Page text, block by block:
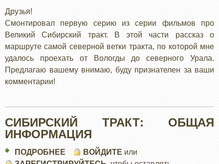
ДО
УСТЮГА.
Друзья!
Смонтировал первую серию из серии фильмов про
Великий Сибирский тракт. В этой части рассказ о
маршруте самой северной ветки тракта, по которой мне
удалось проехать от Вологды до северного Урала.
Предлагаю вашему внимаю, буду признателен за ваши
комментарии!
СИБИРСКИЙ ТРАКТ: ОБЩАЯ
ИНФОРМАЦИЯ
ПОДРОБНЕЕ ВОЙДИТЕ или